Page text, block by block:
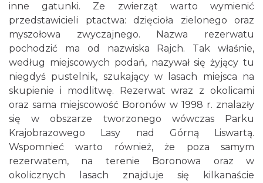
inne gatunki. Ze zwierząt warto wymienić
przedstawicieli ptactwa: dzięcioła zielonego oraz
myszołowa zwyczajnego. Nazwa rezerwatu
pochodzić ma od nazwiska Rajch. Tak właśnie,
według miejscowych podań, nazywał się żyjący tu
niegdyś pustelnik, szukający w lasach miejsca na
skupienie i modlitwę. Rezerwat wraz z okolicami
oraz sama miejscowość Boronów w 1998 r. znalazły
się w obszarze tworzonego wówczas Parku
Krajobrazowego Lasy nad Górną Liswartą.
Wspomnieć warto również, że poza samym
rezerwatem, na terenie Boronowa oraz w
okolicznych lasach znajduje się kilkanaście